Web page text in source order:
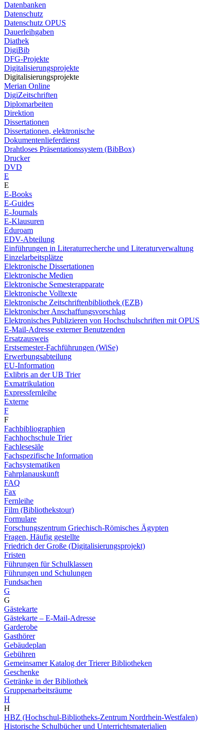
Datenbanken
Datenschutz
Datenschutz OPUS
Dauerleihgaben
Diathek
DigiBib
DFG-Projekte
Digitalisierungsprojekte
Digitalisierungsprojekte
Merian Online
DigiZeitschriften
Diplomarbeiten
Direktion
Dissertationen
Dissertationen, elektronische
Dokumentenlieferdienst
Drahtloses Präsentationssystem (BibBox)
Drucker
DVD
E
E
E-Books
E-Guides
E-Journals
E-Klausuren
Eduroam
EDV-Abteilung
Einführungen in Literaturrecherche und Literaturverwaltung
Einzelarbeitsplätze
Elektronische Dissertationen
Elektronische Medien
Elektronische Semesterapparate
Elektronische Volltexte
Elektronische Zeitschriftenbibliothek (EZB)
Elektronischer Anschaffungsvorschlag
Elektronisches Publizieren von Hochschulschriften mit OPUS
E-Mail-Adresse externer Benutzenden
Ersatzausweis
Erstsemester-Fachführungen (WiSe)
Erwerbungsabteilung
EU-Information
Exlibris an der UB Trier
Exmatrikulation
Expressfernleihe
Externe
F
F
Fachbibliographien
Fachhochschule Trier
Fachlesesäle
Fachspezifische Information
Fachsystematiken
Fahrplanauskunft
FAQ
Fax
Fernleihe
Film (Bibliothekstour)
Formulare
Forschungszentrum Griechisch-Römisches Ägypten
Fragen, Häufig gestellte
Friedrich der Große (Digitalisierungsprojekt)
Fristen
Führungen für Schulklassen
Führungen und Schulungen
Fundsachen
G
G
Gästekarte
Gästekarte – E-Mail-Adresse
Garderobe
Gasthörer
Gebäudeplan
Gebühren
Gemeinsamer Katalog der Trierer Bibliotheken
Geschenke
Getränke in der Bibliothek
Gruppenarbeitsräume
H
H
HBZ (Hochschul-Bibliotheks-Zentrum Nordrhein-Westfalen)
Historische Schulbücher und Unterrichtsmaterialien